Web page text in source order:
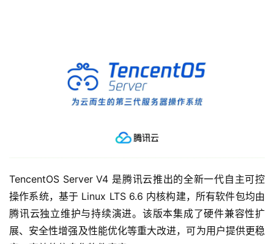
TencentOS Server V4 是腾讯云推出的全新一代自主可控
操作系统，基于 Linux LTS 6.6 内核构建，所有软件包均由
腾讯云独立维护与持续演进。该版本集成了硬件兼容性扩
展、安全性增强及性能优化等重大改进，可为用户提供更稳